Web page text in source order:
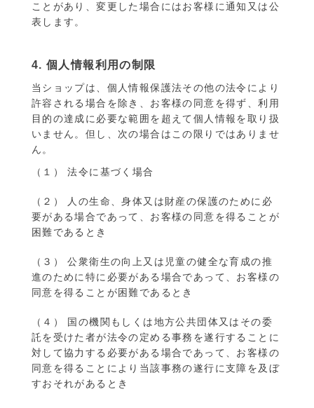
ことがあり、変更した場合にはお客様に通知又は公
表します。
4. 個人情報利用の制限
当ショップは、個人情報保護法その他の法令により
許容される場合を除き、お客様の同意を得ず、利用
目的の達成に必要な範囲を超えて個人情報を取り扱
いません。但し、次の場合はこの限りではありませ
ん。
（１） 法令に基づく場合
（２） 人の生命、身体又は財産の保護のために必
要がある場合であって、お客様の同意を得ることが
困難であるとき
（３） 公衆衛生の向上又は児童の健全な育成の推
進のために特に必要がある場合であって、お客様の
同意を得ることが困難であるとき
（４） 国の機関もしくは地方公共団体又はその委
託を受けた者が法令の定める事務を遂行することに
対して協力する必要がある場合であって、お客様の
同意を得ることにより当該事務の遂行に支障を及ぼ
すおそれがあるとき